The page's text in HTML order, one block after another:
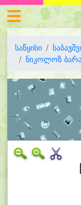
საწყისი
ნიკოლოზ